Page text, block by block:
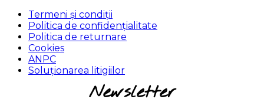
Termeni și condiții
Politica de confidențialitate
Politica de returnare
Cookies
ANPC
Soluționarea litigiilor
Newsletter